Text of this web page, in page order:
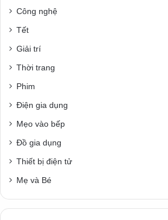
Công nghệ
Tết
Giải trí
Thời trang
Phim
Điện gia dụng
Mẹo vào bếp
Đồ gia dụng
Thiết bị điện tử
Mẹ và Bé